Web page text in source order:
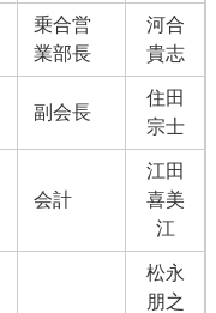
乗合営
業部長
河合
貴志
副会長
住田
宗士
会計
江田
喜美
江
松永
朋之